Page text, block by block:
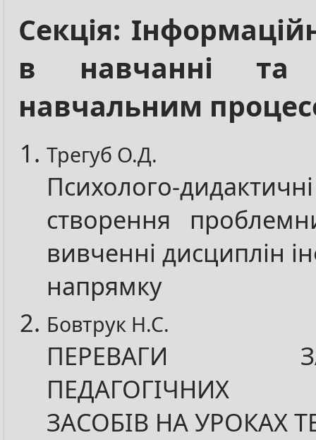
Секція:
в навчанні та
навчальним
Трегуб О.Д.
Психолого-
створення
вивченні дисциплін
напрямку
Бовтрук Н.С.
ПЕРЕВАГИ
ПЕДАГОГІЧНИХ
ЗАСОБІВ НА УРОКАХ